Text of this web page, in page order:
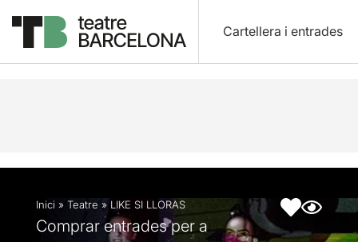
Cartellera i entrades
Descripció Fitxa artística Fotos i vídeos
Inici » Teatre » LIKE SI LLORAS
Comprar entrades per a